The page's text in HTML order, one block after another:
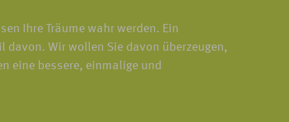
Ihre Träume wahr werden. Ein
Wir wollen Sie davon überzeugen,
eine bessere, einmalige und